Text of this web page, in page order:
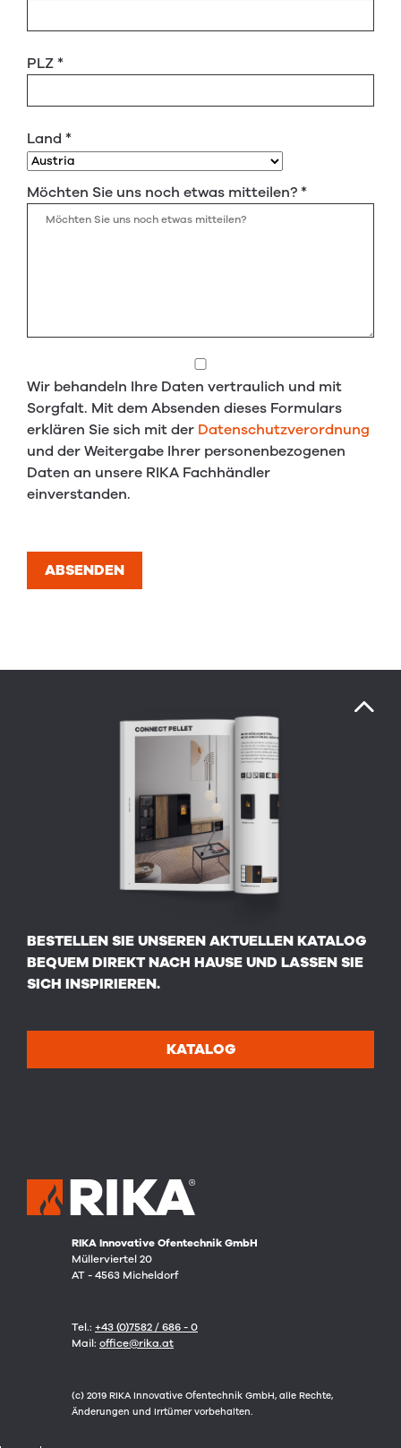
PLZ*
Land *
Möchten Sie uns noch etwas mitteilen?*
Wir behandeln Ihre Daten vertraulich und mit
Sorgfalt. Mit dem Absenden dieses Formulars
erklären Sie sich mit der Datenschutzverordnung
und der Weitergabe Ihrer personenbezogenen
Daten an unsere RIKA Fachhändler
einverstanden.
ABSENDEN
RIKA Innovative Ofentechnik GmbH
Müllerviertel 20
AT - 4563 Micheldorf
Tel.: +43 (0)7582 / 686 - 0
Mail: office@rika.at
(c) 2019 RIKA Innovative Ofentechnik GmbH, alle Rechte,
Änderungen und Irrtümer vorbehalten.
BESTELLEN SIE UNSEREN AKTUELLEN KATALOG
BEQUEM DIREKT NACH HAUSE UND LASSEN SIE
SICH INSPIRIEREN.
KATALOG